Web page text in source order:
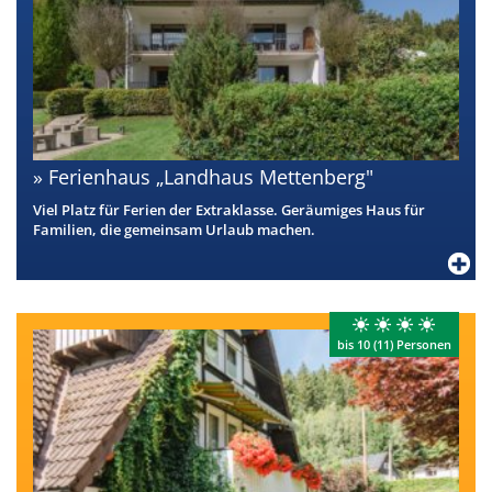
Ferienhaus „Landhaus Mettenberg"
Viel Platz für Ferien der Extraklasse. Geräumiges Haus für
Familien, die gemeinsam Urlaub machen.
bis 10 (11) Personen